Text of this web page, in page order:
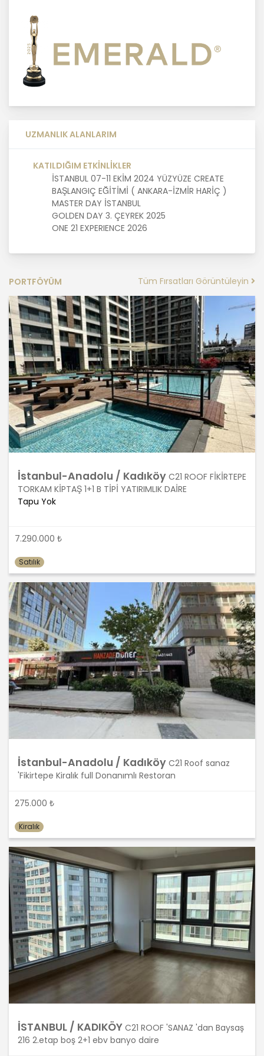
MASTERTURK FRANCHİSİNG
GAYRİMENKUL SATIŞ VE PAZARLAMA
A.Ş. kişisel veri sahiplerinin temel
haklarını ve kendi meşru
menfaatlerini dikkate alarak işlediği
olmasını sağlamakla ve bu
için gerekli sistemleri kurmakla
yükümlüdür.
3. Belirli, Açık ve Meşru Amaçlarla
İşleme
MASTERTURK FRANCHİSİNG
A.Ş. kişisel verilerin hangi amaçla
amaçları kişisel veriler işlenmeden
sunmakla yükümlüdür. Kişisel veriler
belirtilen meşru ve hukuka uygun
amaçlar dışında işlenmeyecektir..
4. İşlendikleri Amaçla Bağlantılı, Sınırlı
ve Ölçülü Olma
MASTERTURK FRANCHİSİNG
GAYRİMENKUL SATIŞ VE PAZARLAMA
A.Ş. kişisel verileri belirlenen
amaçların gerçekleştirilmesine
amacın gerçekleştirilmesi ile ilgili
olmayan veya ihtiyaç duyulmayan
kişisel verilerin işlenmesinden
kaçınacaktır.
5. İlgili Mevzuatta Öngörülen veya
İşlendikleri Amaç İçin Gerekli Olan
Süre Kadar Muhafaza Etme
MASTERTURK FRANCHİSİNG
GAYRİMENKUL SATIŞ VE PAZARLAMA
A.Ş.. Türk Ceza Kanunu’nun 138.
maddesine ve KVK Kanunu’nun 4. ve 7.
maddelerine uygun olarak; işledikleri
kişisel verileri, yalnızca ilgili mevzuat
ve kanunlarda öngörülen veya kişisel
veri işleme amacının gerektirdiği süre
kadar muhafaza edecektir.
MASTERTURK FRANCHİSİNG
GAYRİMENKUL SATIŞ VE PAZARLAMA
A.Ş. öncelikle ilgili mevzuatta kişisel
öngörülüp öngörülmediğini tespit
edecek, bir süre belirlenmişse bu
belirlenmemişse kişisel verileri
işlendikleri amaç için gerekli olan süre
kadar muhafaza edecektir. Sürenin
bitimi veya işlenmesini gerektiren
sebeplerin ortadan kalkması halinde
kişisel veriler MASTERTURK
FRANCHİSİNG GAYRİMENKUL SATIŞ VE
PAZARLAMA A.Ş.. tarafından silinecek,
yok edilecek veya anonim hale
getirilecektir.
6. Kişisel Veri İşleme Faaliyetlerinin
Kanunun 5 inci Maddesinde Belirtilen
Kişisel Veri İşleme Şartlarından Bir
veya Birkaçına Dayalı Olarak Kanunun
4. Maddedeki Temel İlkelerin Tümüne
Uygun Şekilde Yürütülmesi
Kişisel veriler kural olarak, KVK
UZMANLIK ALANLARIM
KATILDIĞIM ETKİNLİKLER
İSTANBUL 07-11 EKİM 2024 YÜZYÜZE CREATE
BAŞLANGIÇ EĞİTİMİ ( ANKARA-İZMİR HARİÇ )
MASTER DAY İSTANBUL
GOLDEN DAY 3. ÇEYREK 2025
ONE 21 EXPERIENCE 2026
PORTFÖYÜM Tüm Fırsatları Görüntüleyin
İstanbul-Anadolu / Kadıköy C21 ROOF FİKİRTEPE
TORKAM KİPTAŞ 1+1 B TİPİ YATIRIMLIK DAİRE
Tapu Yok
7.290.000 ₺
Satılık
İstanbul-Anadolu / Kadıköy C21 Roof sanaz
'Fikirtepe Kiralık full Donanımlı Restoran
275.000 ₺
Kiralık
İSTANBUL / KADIKÖY C21 ROOF 'SANAZ 'dan Baysaş
216 2.etap boş 2+1 ebv banyo daire